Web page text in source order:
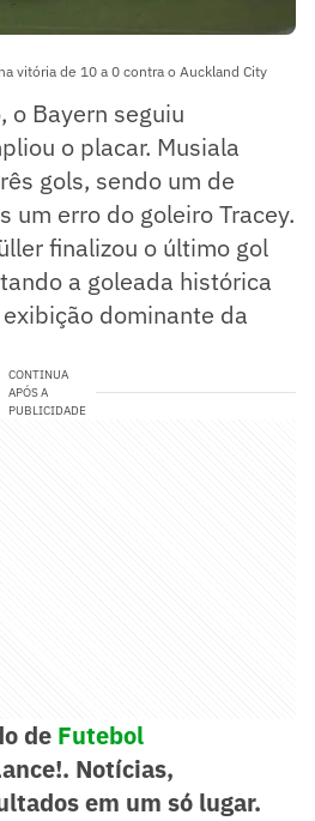
vitória de 10 a 0 contra o Auckland City
o Bayern seguiu
o placar. Musiala
gols, sendo um de
um erro do goleiro Tracey.
finalizou o último gol
a goleada histórica
dominante da
CONTINUA
APÓS A
PUBLICIDADE
de Futebol
Notícias,
em um só lugar.